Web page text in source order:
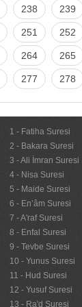
238 239
251 252
264 265
277 278
1 - Fatiha Suresi
2 - Bakara Suresi
3 - Ali İmran Suresi
4 - Nisa Suresi
5 - Maide Suresi
6 - En’âm Suresi
7 - A'raf Suresi
8 - Enfal Suresi
9 - Tevbe Suresi
10 - Yunus Suresi
11 - Hud Suresi
12 - Yusuf Suresi
13 - Ra'd Suresi